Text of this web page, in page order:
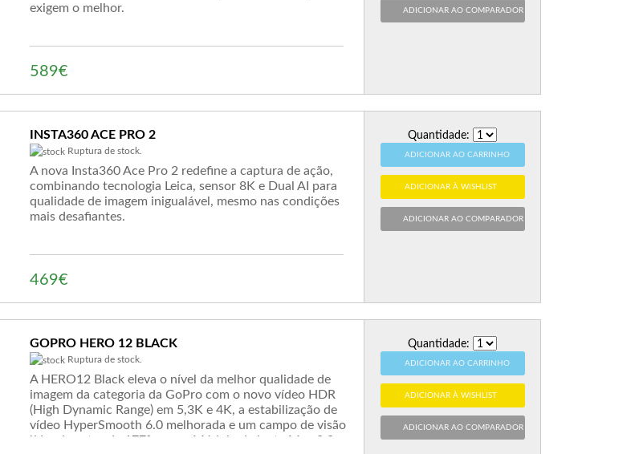
ADICIONAR AO COMPARADOR
exigem o melhor.
589€
INSTA360 ACE PRO 2
Ruptura de stock.
Quantidade:
ADICIONAR AO CARRINHO
ADICIONAR À WISHLIST
ADICIONAR AO COMPARADOR
A nova Insta360 Ace Pro 2 redefine a captura de ação,
combinando tecnologia Leica, sensor 8K e Dual AI para
qualidade de imagem inigualável, mesmo nas condições
mais desafiantes.
469€
GOPRO HERO 12 BLACK
Ruptura de stock.
Quantidade:
ADICIONAR AO CARRINHO
ADICIONAR À WISHLIST
ADICIONAR AO COMPARADOR
A HERO12 Black eleva o nível da melhor qualidade de
imagem da categoria da GoPro com o novo vídeo HDR
(High Dynamic Range) em 5,3K e 4K, a estabilização de
vídeo HyperSmooth 6.0 melhorada e um campo de visão
líder do setor de 177° com o Módulo de lente Max 2.0.